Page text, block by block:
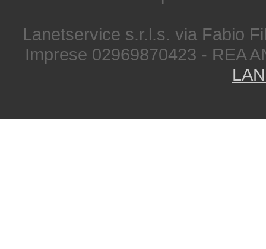
Lanetservice s.r.l.s. via Fabio
Imprese 02969870423 - REA